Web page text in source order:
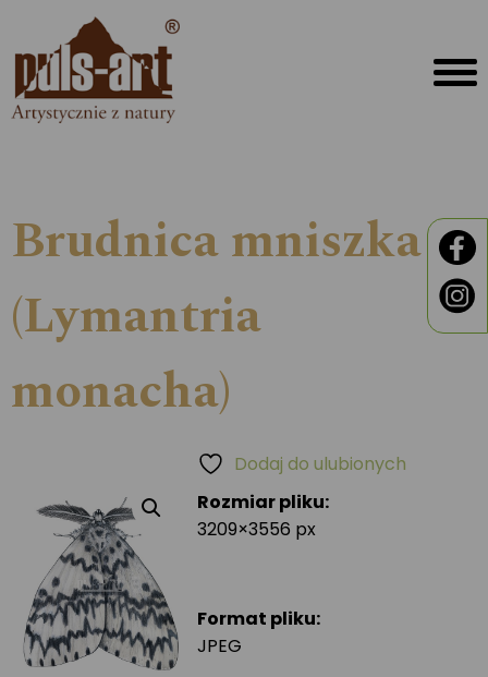
Brudnica mniszka
(Lymantria
monacha)
Rozmiar pliku:
3209×3556 px
Format pliku:
JPEG
Dodaj do ulubionych